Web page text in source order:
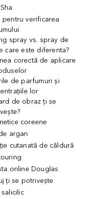
pentru verificarea
spray vs. spray de
care este diferenta?
corectă de aplicare
de parfumuri și
lor
de obraz ți se
coreene
argan
cutanată de căldură
online Douglas
ți se potrivește